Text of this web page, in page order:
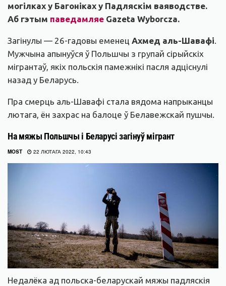
могілках у Багоніках у Падляскім ваяводстве.
Аб гэтым паведамляе Gazeta Wyborcza.
Загінулы — 26-гадовы еменец Ахмед аль-Шавафі.
Мужчына апынуўся ў Польшчы з групай сірыйскіх
мігрантаў, якіх польскія памежнікі пасля адціснулі
назад у Беларусь.
Пра смерць аль-Шавафі стала вядома напрыканцы
лютага, ён захрас на балоце ў Белавежскай пушчы.
На мяжы Польшчы і Беларусі загінуў мігрант
MOST 22 ЛЮТАГА 2022, 10:43
Недалёка ад польска-беларускай мяжы падляскія